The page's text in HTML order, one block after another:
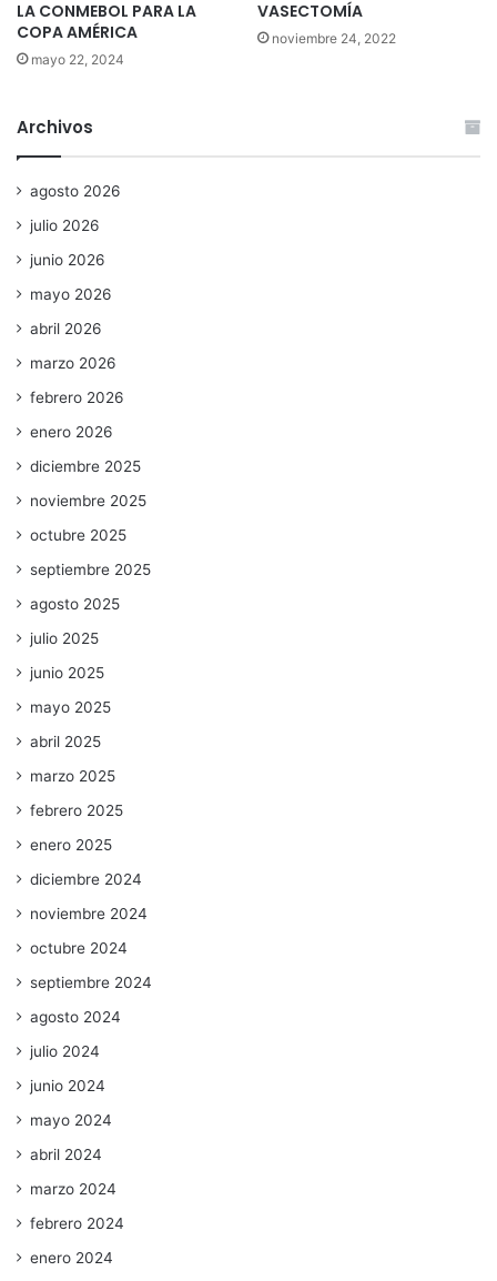
LA CONMEBOL PARA LA
COPA AMÉRICA
mayo 22, 2024
VASECTOMÍA
noviembre 24, 2022
Archivos
agosto 2026
julio 2026
junio 2026
mayo 2026
abril 2026
marzo 2026
febrero 2026
enero 2026
diciembre 2025
noviembre 2025
octubre 2025
septiembre 2025
agosto 2025
julio 2025
junio 2025
mayo 2025
abril 2025
marzo 2025
febrero 2025
enero 2025
diciembre 2024
noviembre 2024
octubre 2024
septiembre 2024
agosto 2024
julio 2024
junio 2024
mayo 2024
abril 2024
marzo 2024
febrero 2024
enero 2024